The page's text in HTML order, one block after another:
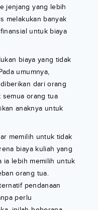
jenjang yang lebih
melakukan banyak
untuk biaya
biaya yang tidak
umumnya,
dari orang
semua orang tua
anaknya untuk
memilih untuk tidak
biaya kuliah yang
ia lebih memilih untuk
orang tua.
pendanaan
perlu